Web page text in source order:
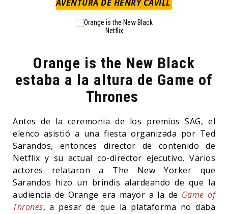
AVENTURA DE HENRY CAVILL
Netflix
Orange is the New Black
estaba a la altura de Game of
Thrones
Antes de la ceremonia de los premios SAG, el
elenco asistió a una fiesta organizada por Ted
Sarandos, entonces director de contenido de
Netflix y su actual co-director ejecutivo. Varios
actores relataron a The New Yorker que
Sarandos hizo un brindis alardeando de que la
audiencia de Orange era mayor a la de Game of
Thrones, a pesar de que la plataforma no daba